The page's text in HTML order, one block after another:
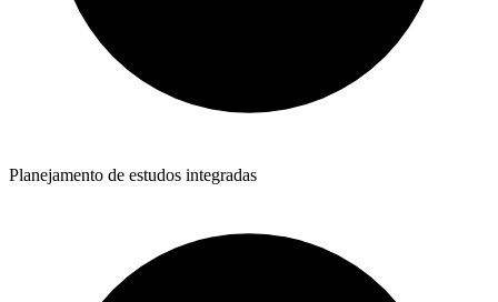
Planejamento de estudos integradas